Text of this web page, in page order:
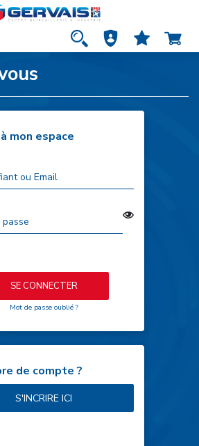
mon espace
SE CONNECTER
Mot de passe oublié ?
de compte ?
S'INCRIRE ICI